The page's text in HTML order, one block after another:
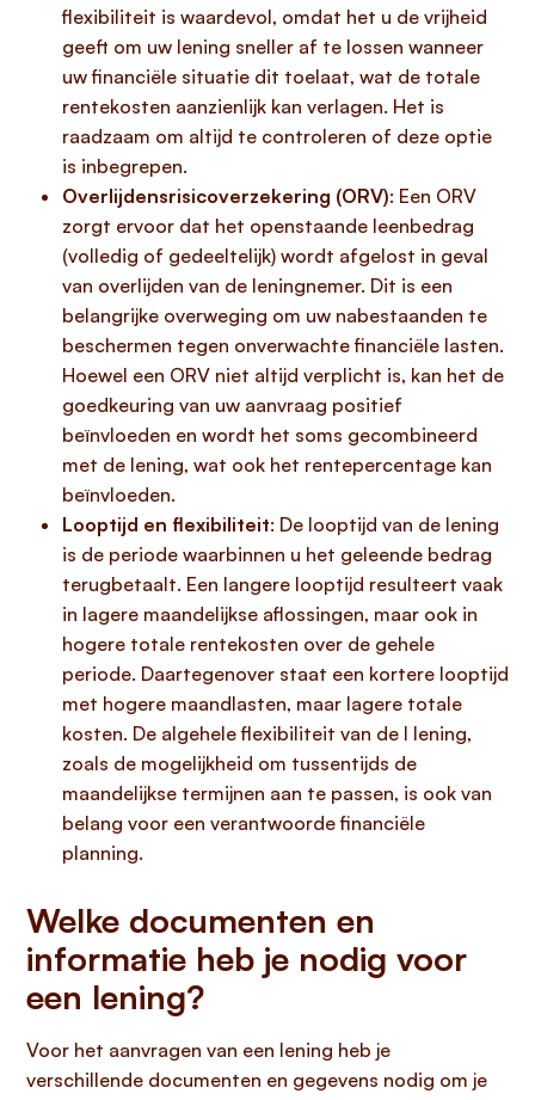
flexibiliteit is waardevol, omdat het u de vrijheid
geeft om uw lening sneller af te lossen wanneer
uw financiële situatie dit toelaat, wat de totale
rentekosten aanzienlijk kan verlagen. Het is
raadzaam om altijd te controleren of deze optie
is inbegrepen.
Overlijdensrisicoverzekering (ORV): Een ORV
zorgt ervoor dat het openstaande leenbedrag
(volledig of gedeeltelijk) wordt afgelost in geval
van overlijden van de leningnemer. Dit is een
belangrijke overweging om uw nabestaanden te
beschermen tegen onverwachte financiële lasten.
Hoewel een ORV niet altijd verplicht is, kan het de
goedkeuring van uw aanvraag positief
beïnvloeden en wordt het soms gecombineerd
met de lening, wat ook het rentepercentage kan
beïnvloeden.
Looptijd en flexibiliteit: De looptijd van de lening
is de periode waarbinnen u het geleende bedrag
terugbetaalt. Een langere looptijd resulteert vaak
in lagere maandelijkse aflossingen, maar ook in
hogere totale rentekosten over de gehele
periode. Daartegenover staat een kortere looptijd
met hogere maandlasten, maar lagere totale
kosten. De algehele flexibiliteit van de l lening,
zoals de mogelijkheid om tussentijds de
maandelijkse termijnen aan te passen, is ook van
belang voor een verantwoorde financiële
planning.
Welke documenten en
informatie heb je nodig voor
een lening?
Voor het aanvragen van een lening heb je
verschillende documenten en gegevens nodig om je